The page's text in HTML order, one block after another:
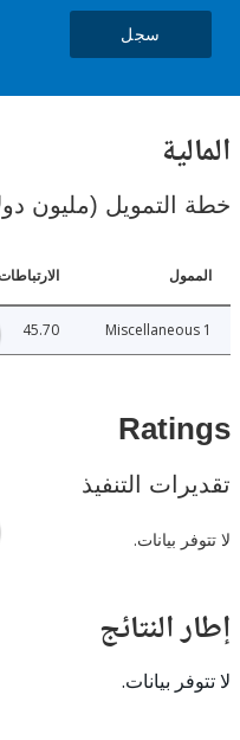
(مليون دولار)
الارتباطات
45.70
التنفيذ
بيانات.
بيانات.